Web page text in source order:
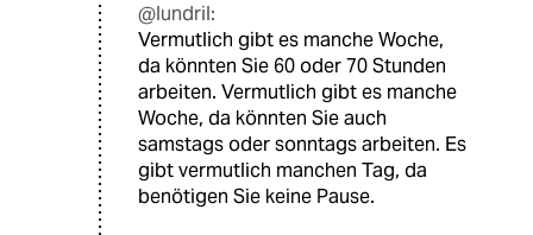
@lundril:
Vermutlich gibt es manche Woche,
da könnten Sie 60 oder 70 Stunden
arbeiten. Vermutlich gibt es manche
Woche, da könnten Sie auch
samstags oder sonntags arbeiten. Es
gibt vermutlich manchen Tag, da
benötigen Sie keine Pause.